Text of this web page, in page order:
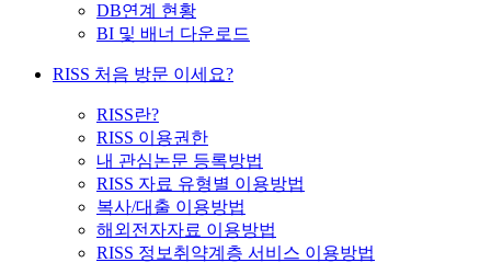
DB연계 현황
BI 및 배너 다운로드
RISS 처음 방문 이세요?
RISS란?
RISS 이용권한
내 관심논문 등록방법
RISS 자료 유형별 이용방법
복사/대출 이용방법
해외전자자료 이용방법
RISS 정보취약계층 서비스 이용방법